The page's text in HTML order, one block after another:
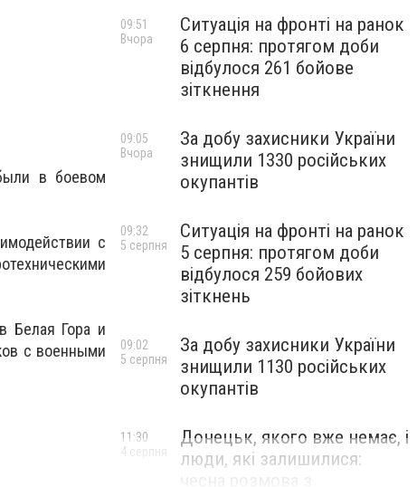
в боевом
с
Белая Гора и
с военными
Ситуація на фронті на ранок
6 серпня: протягом доби
відбулося 261 бойове
зіткнення
09:51
Вчора
За добу захисники України
знищили 1330 російських
окупантів
09:05
Вчора
Ситуація на фронті на ранок
5 серпня: протягом доби
відбулося 259 бойових
зіткнень
09:32
5 серпня
За добу захисники України
знищили 1130 російських
окупантів
09:02
5 серпня
Донецьк, якого вже немає, і
люди, які залишилися:
11:30
4 серпня